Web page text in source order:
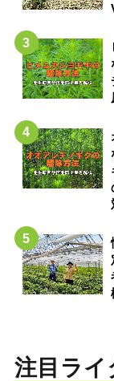
注目ライ